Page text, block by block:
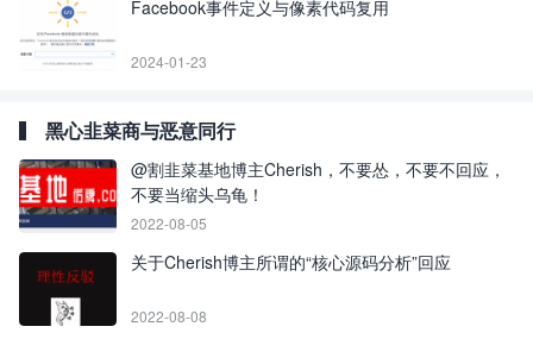
Facebook事件定义与像素代码复用
2024-01-23
黑心韭菜商与恶意同行
@割韭菜基地博主Cherish，不要怂，不要不回应，
不要当缩头乌龟！
2022-08-05
关于Cherish博主所谓的“核心源码分析”回应
2022-08-08